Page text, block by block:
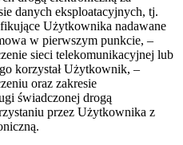
danych eksploatacyjnych, tj.
Użytkownika nadawane
w pierwszym punkcie, –
sieci telekomunikacyjnej lub
korzystał Użytkownik, –
oraz zakresie
świadczonej drogą
przez Użytkownika z